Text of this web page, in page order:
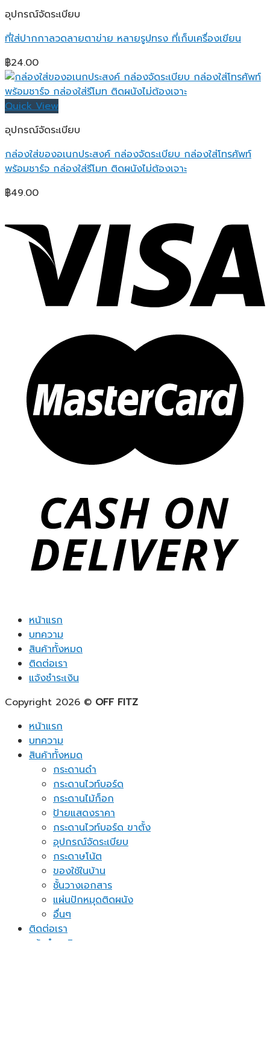
อุปกรณ์จัดระเบียบ
ที่ใส่ปากกาลวดลายตาข่าย หลายรูปทรง ที่เก็บเครื่องเขียน
฿24.00
Quick View
อุปกรณ์จัดระเบียบ
กล่องใส่ของอเนกประสงค์ กล่องจัดระเบียบ กล่องใส่โทรศัพท์
พร้อมชาร์จ กล่องใส่รีโมท ติดผนังไม่ต้องเจาะ
฿49.00
หน้าแรก
บทความ
สินค้าทั้งหมด
ติดต่อเรา
แจ้งชำระเงิน
Copyright 2026 © OFF FITZ
หน้าแรก
บทความ
สินค้าทั้งหมด
กระดานดำ
กระดานไวท์บอร์ด
กระดานไม้ก็อก
ป้ายแสดงราคา
กระดานไวท์บอร์ด ขาตั้ง
อุปกรณ์จัดระเบียบ
กระดาษโน้ต
ของใช้ในบ้าน
ชั้นวางเอกสาร
แผ่นปักหมุดติดผนัง
อื่นๆ
ติดต่อเรา
แจ้งชำระเงิน